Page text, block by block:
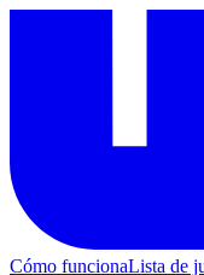
Cómo funcionaLista de